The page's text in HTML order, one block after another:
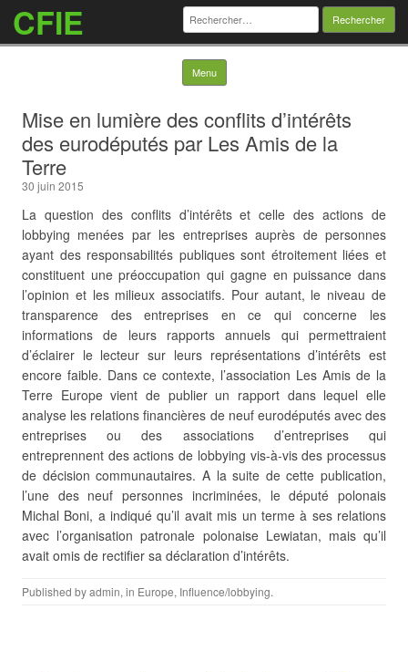
CFIE Rechercher :
Menu Skip to content
Mise en lumière des conflits d’intérêts
des eurodéputés par Les Amis de la
Terre
30 juin 2015
La question des conflits d’intérêts et celle des actions de
lobbying menées par les entreprises auprès de personnes
ayant des responsabilités publiques sont étroitement liées et
constituent une préoccupation qui gagne en puissance dans
l’opinion et les milieux associatifs. Pour autant, le niveau de
transparence des entreprises en ce qui concerne les
informations de leurs rapports annuels qui permettraient
d’éclairer le lecteur sur leurs représentations d’intérêts est
encore faible. Dans ce contexte, l’association Les Amis de la
Terre Europe vient de publier un rapport dans lequel elle
analyse les relations financières de neuf eurodéputés avec des
entreprises ou des associations d’entreprises qui
entreprennent des actions de lobbying vis-à-vis des processus
de décision communautaires. A la suite de cette publication,
l’une des neuf personnes incriminées, le député polonais
Michal Boni, a indiqué qu’il avait mis un terme à ses relations
avec l’organisation patronale polonaise Lewiatan, mais qu’il
avait omis de rectifier sa déclaration d’intérêts.
Published byadmin, in Europe, Influence/lobbying.